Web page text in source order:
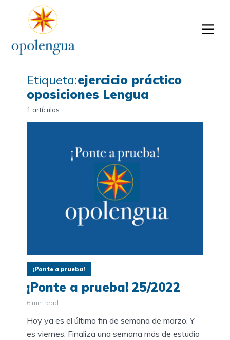
Etiqueta:ejercicio práctico
oposiciones Lengua
1 artículos
¡Ponte a prueba!
¡Ponte a prueba! 25/2022
6 min read
Hoy ya es el último fin de semana de marzo. Y
es viernes. Finaliza una semana más de estudio